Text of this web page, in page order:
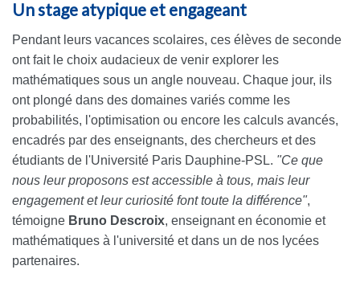
Un stage atypique et engageant
Pendant leurs vacances scolaires, ces élèves de seconde
ont fait le choix audacieux de venir explorer les
mathématiques sous un angle nouveau. Chaque jour, ils
ont plongé dans des domaines variés comme les
probabilités, l'optimisation ou encore les calculs avancés,
encadrés par des enseignants, des chercheurs et des
étudiants de l'Université Paris Dauphine-PSL. "Ce que
nous leur proposons est accessible à tous, mais leur
engagement et leur curiosité font toute la différence",
témoigne Bruno Descroix, enseignant en économie et
mathématiques à l'université et dans un de nos lycées
partenaires.